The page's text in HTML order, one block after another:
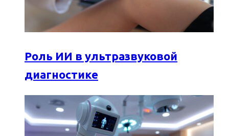
Роль ИИ в ультразвуковой
диагностике